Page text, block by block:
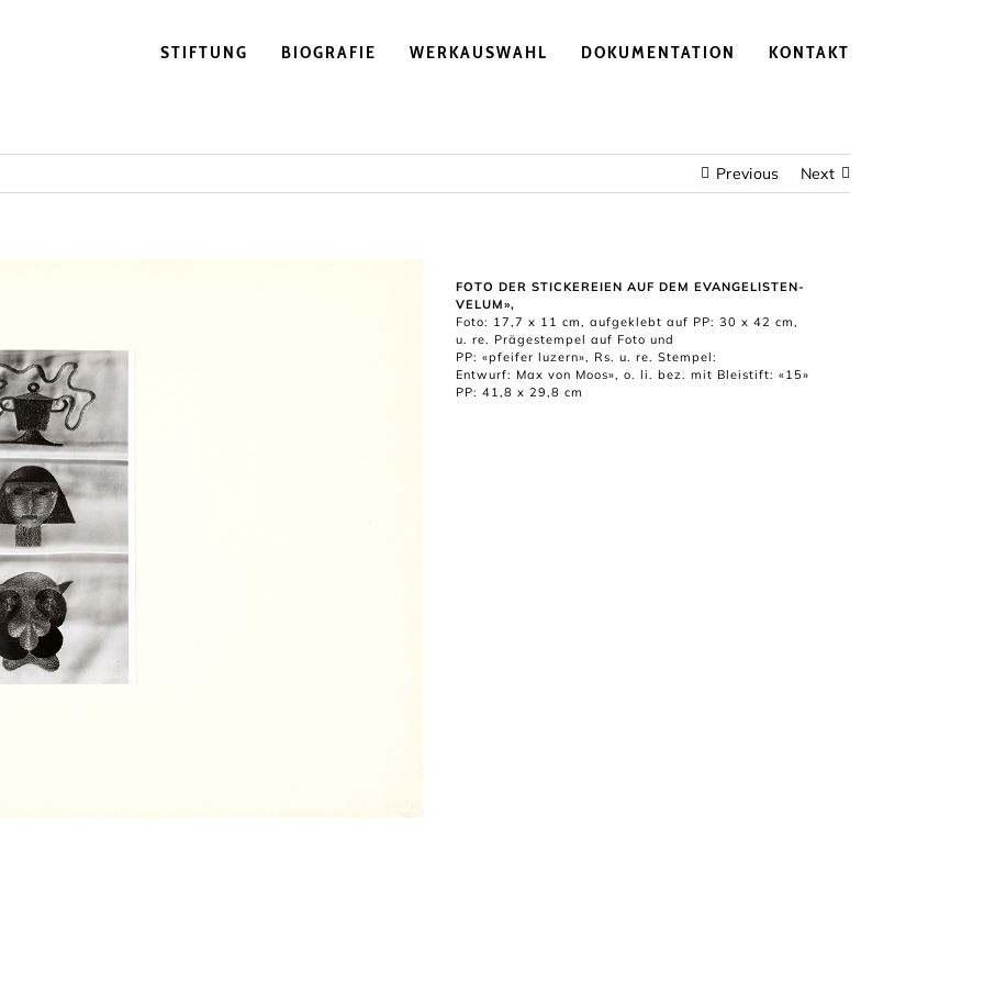
STIFTUNG BIOGRAFIE WERKAUSWAHL DOKUMENTATION KONTAKT
Previous Next
FOTO DER STICKEREIEN AUF DEM EVANGELISTEN-
VELUM»,
Foto: 17,7 x 11 cm, aufgeklebt auf PP: 30 x 42 cm,
u. re. Prägestempel auf Foto und
PP: «pfeifer luzern», Rs. u. re. Stempel:
Entwurf: Max von Moos», o. li. bez. mit Bleistift: «15»
PP: 41,8 x 29,8 cm